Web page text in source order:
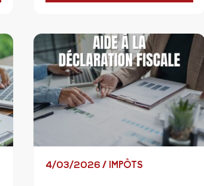
4/03/2026 / IMPÔTS